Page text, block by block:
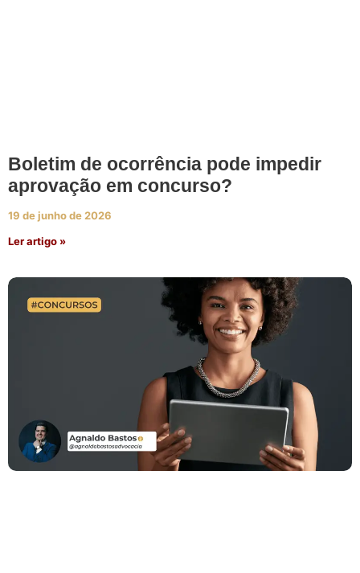
Boletim de ocorrência pode impedir
aprovação em concurso?
19 de junho de 2026
Ler artigo »